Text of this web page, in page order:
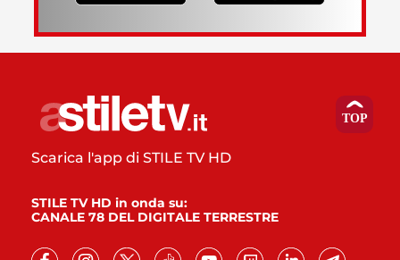
Scarica l'app di STILE TV HD
STILE TV HD in onda su:
CANALE 78 DEL DIGITALE TERRESTRE